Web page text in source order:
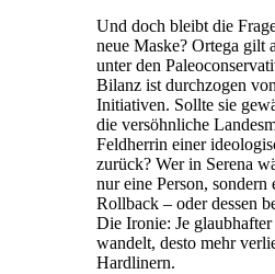
Und doch bleibt die
neue Maske? Ortega gilt
unter den
Bilanz ist durchzogen
Initiativen. Sollte sie
die versöhnliche
Feldherrin einer
zurück? Wer in Serena
nur eine Person, sondern
Rollback – oder dessen
Die Ironie: Je
wandelt, desto mehr
Hardlinern.